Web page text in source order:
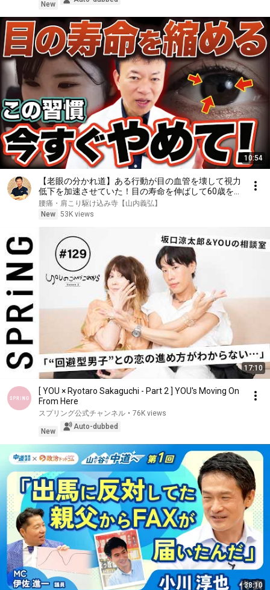
New
10:54
【老眼の分かれ道】ある行動が目の血管を壊して視力
低下を加速させていた！目の寿命を伸ばして60歳を
超えても視力2.0を目指す神セルフケアとは！
腰痛・肩こり駆け込み寺【山内義弘】
New 53K views
17:10
[ YOU × Ryotaro Sakaguchi - Part 2 ] YOU's Moving On
From Here
スプリング公式チャンネル • 76K views
New
Auto-dubbed
38:10